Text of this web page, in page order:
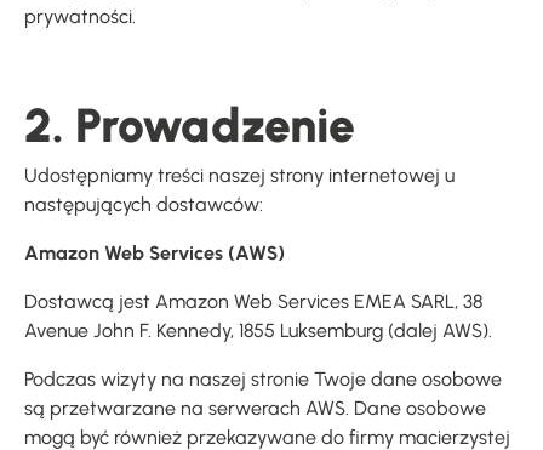
prywatności.
2. Prowadzenie
Udostępniamy treści naszej strony internetowej u
następujących dostawców:
Amazon Web Services (AWS)
Dostawcą jest Amazon Web Services EMEA SARL, 38
Avenue John F. Kennedy, 1855 Luksemburg (dalej AWS).
Podczas wizyty na naszej stronie Twoje dane osobowe
są przetwarzane na serwerach AWS. Dane osobowe
mogą być również przekazywane do firmy macierzystej